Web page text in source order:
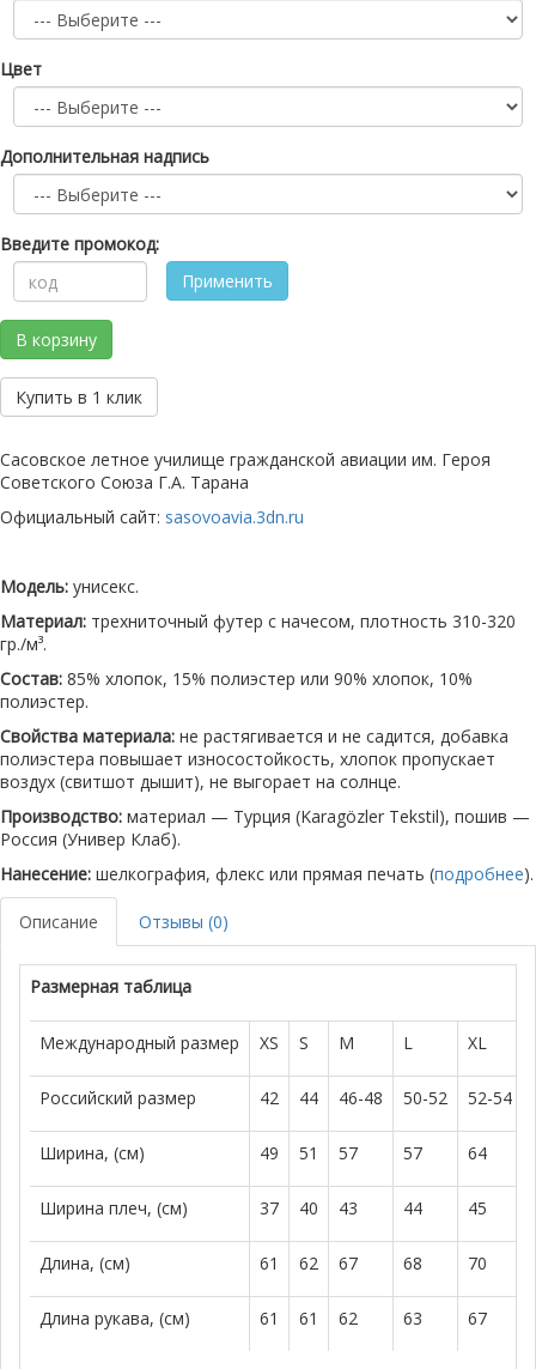
Цвет
Дополнительная надпись
Введите промокод:
Применить
В корзину
Купить в 1 клик
Сасовское летное училище гражданской авиации им. Героя
Советского Союза Г.А. Тарана
Официальный сайт: sasovoavia.3dn.ru
Модель: унисекс.
Материал: трехниточный футер с начесом, плотность 310-320
гр./м³.
Состав: 85% хлопок, 15% полиэстер или 90% хлопок, 10%
полиэстер.
Свойства материала: не растягивается и не садится, добавка
полиэстера повышает износостойкость, хлопок пропускает
воздух (свитшот дышит), не выгорает на солнце.
Производство: материал — Турция (Karagözler Tekstil), пошив —
Россия (Универ Клаб).
Нанесение: шелкография, флекс или прямая печать (подробнее).
Описание Отзывы (0)
Размерная таблица
Международный размер XS S M L XL
Российский размер 42 44 46-48 50-52 52-54
Ширина, (см) 49 51 57 57 64
Ширина плеч, (см) 37 40 43 44 45
Длина, (см) 61 62 67 68 70
Длина рукава, (см) 61 61 62 63 67